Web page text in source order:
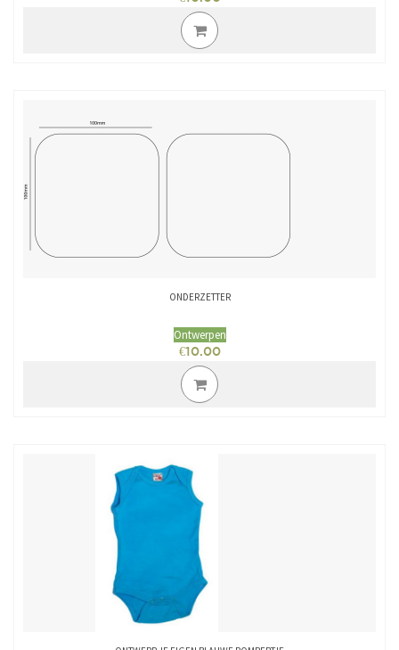
ONDERZETTER
Ontwerpen
€10.00